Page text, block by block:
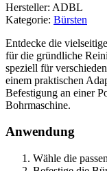
Hersteller: ADBL
Kategorie: Bürsten
Entdecke die
für die gründliche
speziell für
einem praktischen
Befestigung an einer
Bohrmaschine.
Anwendung
Wähle die